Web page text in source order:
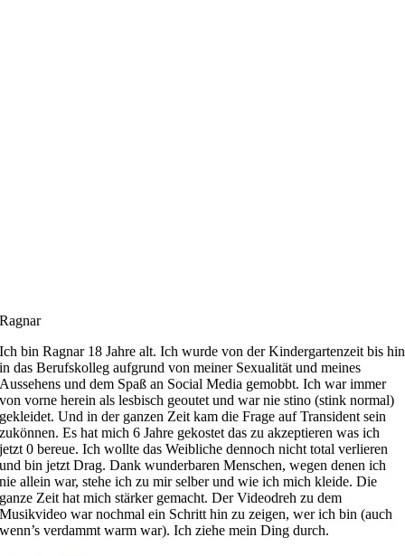
Ragnar
Ich bin Ragnar 18 Jahre alt. Ich wurde von der Kindergartenzeit bis hin
in das Berufskolleg aufgrund von meiner Sexualität und meines
Aussehens und dem Spaß an Social Media gemobbt. Ich war immer
von vorne herein als lesbisch geoutet und war nie stino (stink normal)
gekleidet. Und in der ganzen Zeit kam die Frage auf Transident sein
zukönnen. Es hat mich 6 Jahre gekostet das zu akzeptieren was ich
jetzt 0 bereue. Ich wollte das Weibliche dennoch nicht total verlieren
und bin jetzt Drag. Dank wunderbaren Menschen, wegen denen ich
nie allein war, stehe ich zu mir selber und wie ich mich kleide. Die
ganze Zeit hat mich stärker gemacht. Der Videodreh zu dem
Musikvideo war nochmal ein Schritt hin zu zeigen, wer ich bin (auch
wenn’s verdammt warm war). Ich ziehe mein Ding durch.